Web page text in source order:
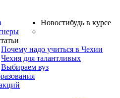
Новостибудь в курсе
Почему надо учиться в Чехии
Чехия для талантливых
Выбираем вуз